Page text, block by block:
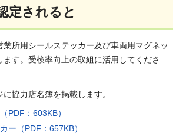
定されると
業所用シールステッカー及び車両用マグネッ
ます。受検率向上の取組に活用してくださ
協力店名簿を掲載します。
PDF：603KB）
ー（PDF：657KB）